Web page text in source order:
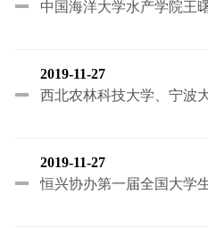
中国海洋大学水产学院王曙光书记、广东海洋大学
2019-11-27
西北农林科技大学、宁波大学
2019-11-27
恒兴协办第一届全国大学